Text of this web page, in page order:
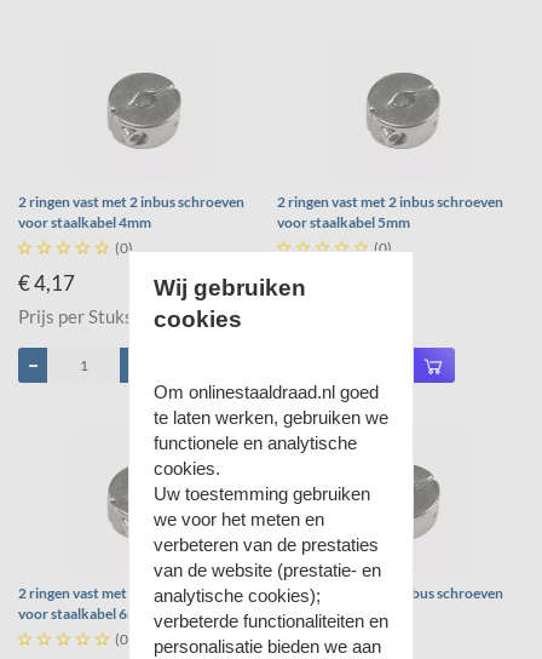
2 ringen vast met 2 inbus schroeven
voor staalkabel 4mm
     (0)
€ 4,17
Prijs per Stuks
2 ringen vast met 2 inbus schroeven
voor staalkabel 5mm
     (0)
€ 4,18
2 ringen vast met 2 inbus schroeven
voor staalkabel 6mm
     (0)
2 ringen vast met 2 inbus schroeven
voor staalkabel 8mm


Wij gebruiken
cookies
Om onlinestaaldraad.nl goed
te laten werken, gebruiken we
functionele en analytische
cookies.
Uw toestemming gebruiken
we voor het meten en
verbeteren van de prestaties
van de website (prestatie- en
analytische cookies);
verbeterde functionaliteiten en
personalisatie bieden we aan